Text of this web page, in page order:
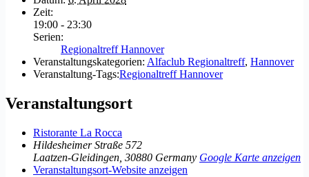
Zeit:
19:00 - 23:30
Serien:
Regionaltreff Hannover
Veranstaltungskategorien: Alfaclub Regionaltreff, Hannover
Veranstaltung-Tags:Regionaltreff Hannover
Veranstaltungsort
Ristorante La Rocca
Hildesheimer Straße 572
Laatzen-Gleidingen 30880 Germany Google Karte anzeigen
Veranstaltungsort-Website anzeigen